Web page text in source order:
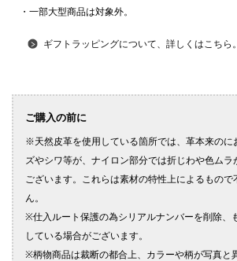
・一部大型商品は対象外。
ギフトラッピングについて、詳しくはこちら。